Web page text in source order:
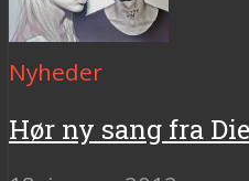
Nyheder
Hør ny sang fra